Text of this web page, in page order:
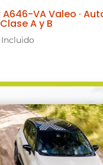
VA Valeo ·
Clase A y B
Incluido